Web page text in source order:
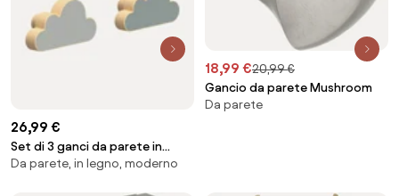
26,99 €
Set di 3 ganci da parete in
legno di faggio fatti a mano
Da parete, in legno, moderno
18,99 €20,99 €
Gancio da parete Mushroom
Da parete